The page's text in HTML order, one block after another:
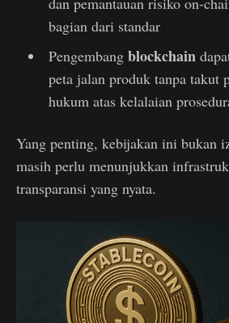
bagian dari standar
Pengembang blockchain
peta jalan produk tanpa takut
hukum atas kelalaian
Yang penting, kebijakan ini bukan
masih perlu menunjukkan
transparansi yang nyata.